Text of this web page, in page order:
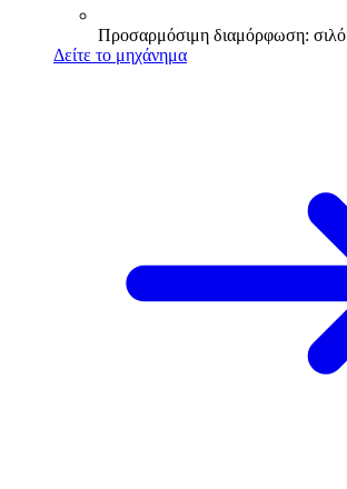
Προσαρμόσιμη διαμόρφωση: σιλό
Δείτε το μηχάνημα